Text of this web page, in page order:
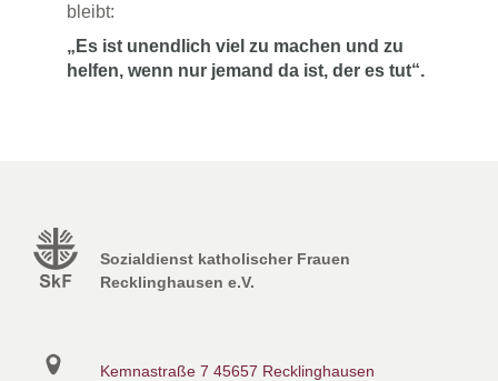
bleibt:
„Es ist unendlich viel zu machen und zu
helfen, wenn nur jemand da ist, der es tut“.
Sozialdienst katholischer Frauen
Recklinghausen e.V.
Kemnastraße 7 45657 Recklinghausen